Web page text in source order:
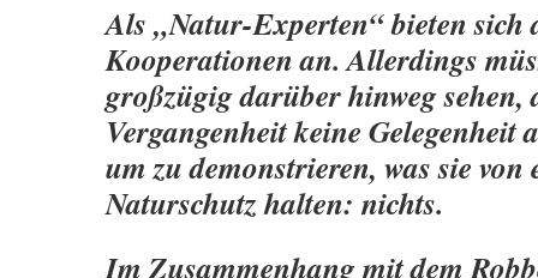
Als „Natur-Experten“ bieten sich
Kooperationen an. Allerdings
großzügig darüber hinweg sehen,
Vergangenheit keine Gelegenheit
um zu demonstrieren, was sie von
Naturschutz halten: nichts.
Im Zusammenhang mit dem